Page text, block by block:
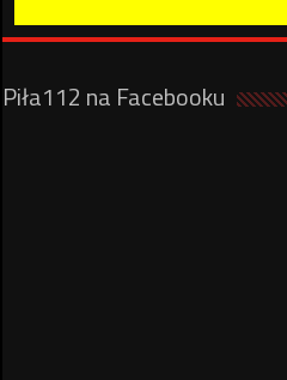
Piła112 na Facebooku